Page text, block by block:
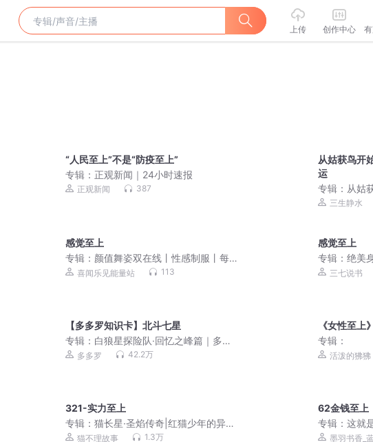
上传 创作中心
“人民至上”不是“防疫至上”
专辑： 正观新闻｜24小时速报
正观新闻 387
从姑获鸟开
运
专辑： 从姑
生静水领衔
三生静水
感觉至上
专辑： 颜值舞姿双在线丨性感制服丨每
日跳舞看不停
喜闻乐见能量站 113
感觉至上
专辑：绝美
丨想看的都
三七说书
【多多罗知识卡】北斗七星
专辑： 白狼星探险队·回忆之峰篇｜多多
罗 多多罗 42.2万
《女性至上》
专辑：
活泼的狒狒
321-实力至上
专辑：猫长星·圣焰传奇|红猫少年的异能
觉醒|猫不理故事
猫不理故事 1.3万
62金钱至上
专辑：这就
性认知
墨羽书香_